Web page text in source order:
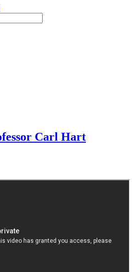
Carl Hart